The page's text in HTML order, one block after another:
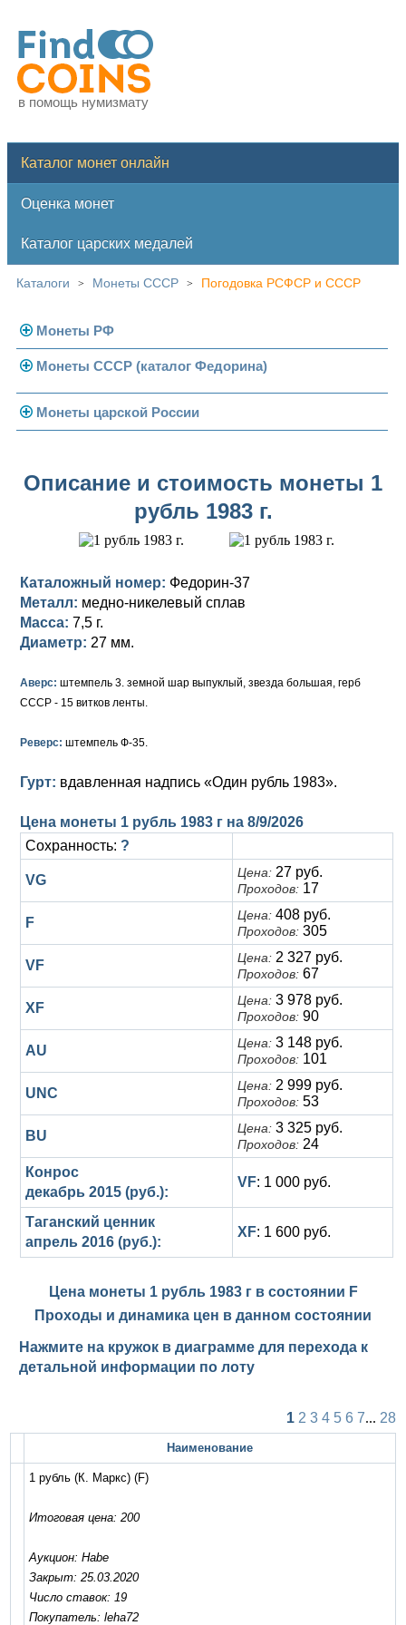
в помощь нумизмату
Каталог монет онлайн
Оценка монет
Каталог царских медалей
Каталоги > Монеты СССР > Погодовка РСФСР и СССР
Монеты РФ
Современная Россия
Монеты 1991-1993 гг.
Монеты СССР (каталог Федорина)
Погодовка СССР
Золотые червонцы
Памятные и юбилейные
Монеты царской России
Золото
Германская оккупация
Для Финляндии
Александр III (1881-1894)
Медь
Для Финляндии
Александр II (1855-1881)
Серебро
Памятные и донативные
Платина, золото
Серебро
Для Грузии
Русско-Польские
Для Польши
Памятные и донативные
Александр I (1801-1825)
Медь
Для Грузии
Для Польши
Павел I (1796-1801)
Серебро
Медь
Золото
Серебро
Медь
Сибирские монеты
Для Молдавии и Валахии
Петр III (1762)
Елизавета I (1741-1762)
Золото
Серебро
Медь
Альбертусталер
Иоанн Антонович (1740-1741)
Анна Иоанновна (1730-1740)
Петр II (1727-1730)
Золото
Серебро
Медь
Описание и стоимость монеты 1
рубль 1983 г.
Каталожный номер: Федорин-37
Металл: медно-никелевый сплав
Масса: 7,5 г.
Диаметр: 27 мм.
Аверс: штемпель 3. земной шар выпуклый, звезда большая, герб
СССР - 15 витков ленты.
Реверс: штемпель Ф-35.
Гурт: вдавленная надпись «Один рубль 1983».
Цена монеты 1 рубль 1983 г на 8/9/2026
Сохранность: ?
VG Цена: 27 руб.
Проходов: 17
F Цена: 408 руб.
Проходов: 305
VF Цена: 2 327 руб.
Проходов: 67
XF Цена: 3 978 руб.
Проходов: 90
AU Цена: 3 148 руб.
Проходов: 101
UNC Цена: 2 999 руб.
Проходов: 53
BU Цена: 3 325 руб.
Проходов: 24
Конрос
декабрь 2015 (руб.):
VF: 1 000 руб.
Таганский ценник
апрель 2016 (руб.):
XF: 1 600 руб.
Цена монеты 1 рубль 1983 г в состоянии F
Проходы и динамика цен в данном состоянии
Нажмите на кружок в диаграмме для перехода к
детальной информации по лоту
1 2 3 4 5 6 7... 28
Наименование
1 рубль (К. Маркс) (F)
Итоговая цена: 200
Аукцион: Habe
Закрыт: 25.03.2020
Число ставок: 19
Покупатель: leha72